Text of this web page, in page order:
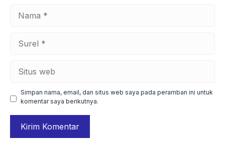
Simpan nama, email, dan situs web saya pada peramban ini untuk
komentar saya berikutnya.